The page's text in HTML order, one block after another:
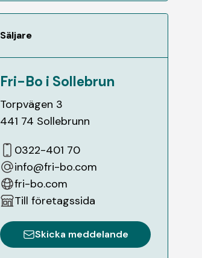
Säljare
Fri-Bo i Sollebrun
Torpvägen 3
441 74 Sollebrunn
0322-401 70
info@fri-bo.com
fri-bo.com
Till företagssida
Skicka meddelande